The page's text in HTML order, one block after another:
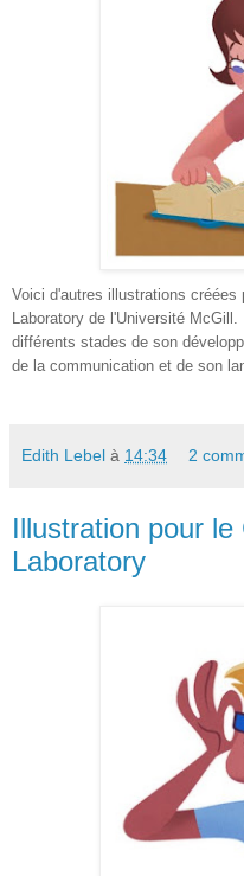
Voici d'autres illustrations créées
Laboratory de l'Université
différents stades de son
de la communication et de son
Edith Lebel à 14:34 2
Illustration pour
Laboratory